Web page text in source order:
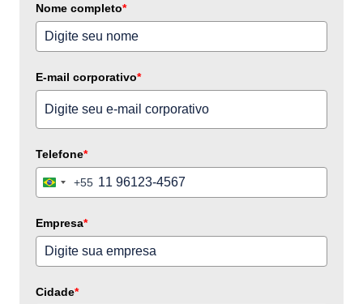
Nome completo*
E-mail corporativo*
Telefone*
Brazil+55
Empresa*
Cidade*